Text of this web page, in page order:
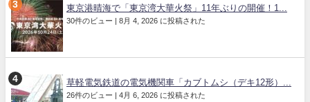
東京港晴海で「東京湾大華火祭」11年ぶりの開催！1...
30件のビュー | 8月 4, 2026 に投稿された
草軽電気鉄道の電気機関車「カブトムシ（デキ12形）...
26件のビュー | 4月 6, 2026 に投稿された